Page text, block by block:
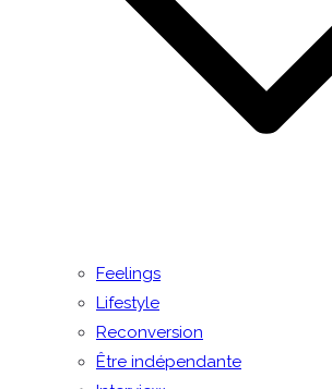
Feelings
Lifestyle
Reconversion
Être indépendante